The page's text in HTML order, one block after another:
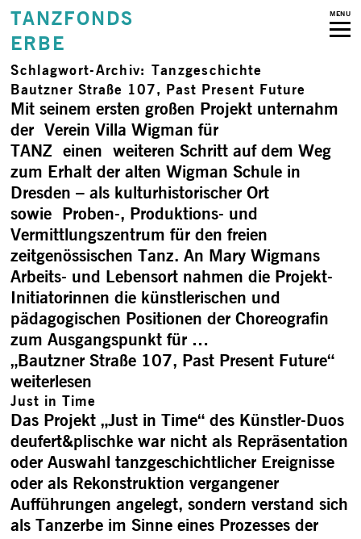
TANZFONDS
ERBE
MENU
Schlagwort-Archiv: Tanzgeschichte
Bautzner Straße 107, Past Present Future
Mit seinem ersten großen Projekt unternahm
der Verein Villa Wigman für
TANZ einen weiteren Schritt auf dem Weg
zum Erhalt der alten Wigman Schule in
Dresden – als kulturhistorischer Ort
sowie Proben-, Produktions- und
Vermittlungszentrum für den freien
zeitgenössischen Tanz. An Mary Wigmans
Arbeits- und Lebensort nahmen die Projekt-
Initiatorinnen die künstlerischen und
pädagogischen Positionen der Choreografin
zum Ausgangspunkt für …
„Bautzner Straße 107, Past Present Future“
weiterlesen
Just in Time
Das Projekt „Just in Time“ des Künstler-Duos
deufert&plischke war nicht als Repräsentation
oder Auswahl tanzgeschichtlicher Ereignisse
oder als Rekonstruktion vergangener
Aufführungen angelegt, sondern verstand sich
als Tanzerbe im Sinne eines Prozesses der